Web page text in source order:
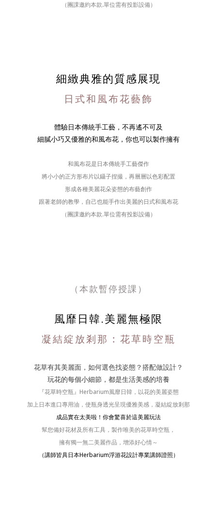
（團課邀約本款.單位需有投影設備）
細緻典雅的質感展現
日式和風布花藝飾
體驗日本傳統手工藝，不再遙不可及
細膩小巧又優雅的和風布花，你也可以製作擁有
和風布花是日本傳統手工藝傑作
將小小的正方形布片以鑷子捏撮，再層層以色彩配置
形成各種美麗花朵姿態的布藝創作
跟著老師的教學，自己也能手作出美麗的日式和風布花
（團課邀約本款.單位需有投影設備）
（本款暫停授課）
風靡日韓.美麗無極限
凝結綻放剎那 : 花草時空瓶
花草有其美麗面，如何選色找姿態？搭配做設計？
玩花的每個小細節，都是生活美感的培養
『花草時空瓶』Herbarium風靡日韓，以花的美麗姿態
加上日本進口專用油， 使瓶身透光呈現優雅美感，凝結綻放剎那
成品實在太美啦！你會驚喜於這美麗玩法
幫您備好花材及所有工具，製作唯美的花草時空瓶，
擁有獨一無二美麗作品，增添好心情～
（講師皆具日本Herbarium浮游花設計專業講師證照）